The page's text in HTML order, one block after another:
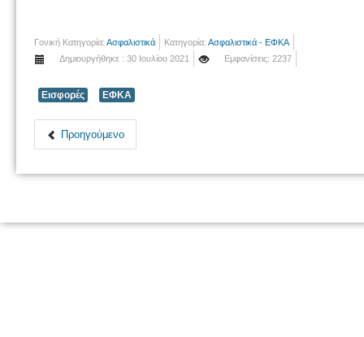
Γονική Κατηγορία: Ασφαλιστικά Κατηγορία: Ασφαλιστικά - ΕΦΚΑ
Δημιουργήθηκε : 30 Ιουλίου 2021
Εμφανίσεις: 2237
Εισφορές ΕΦΚΑ
Προηγούμενο